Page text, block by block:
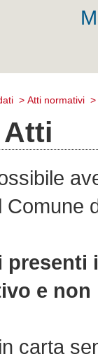
> Atti normativi >
e
carta